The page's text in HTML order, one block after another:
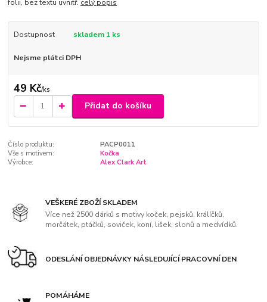
folii, bez textu uvnitř. celý popis
Dostupnost skladem 1 ks
Nejsme plátci DPH
49 Kč/ks
Přidat do košíku
Číslo produktu:
PACP0011
Vše s motivem:
Kočka
Výrobce:
Alex Clark Art
VEŠKERÉ ZBOŽÍ SKLADEM
Více než 2500 dárků s motivy koček, pejsků, králíčků,
morčátek, ptáčků, soviček, koní, lišek, slonů a medvídků.
ODESLÁNÍ OBJEDNÁVKY NÁSLEDUJÍCÍ PRACOVNÍ DEN
POMÁHÁME